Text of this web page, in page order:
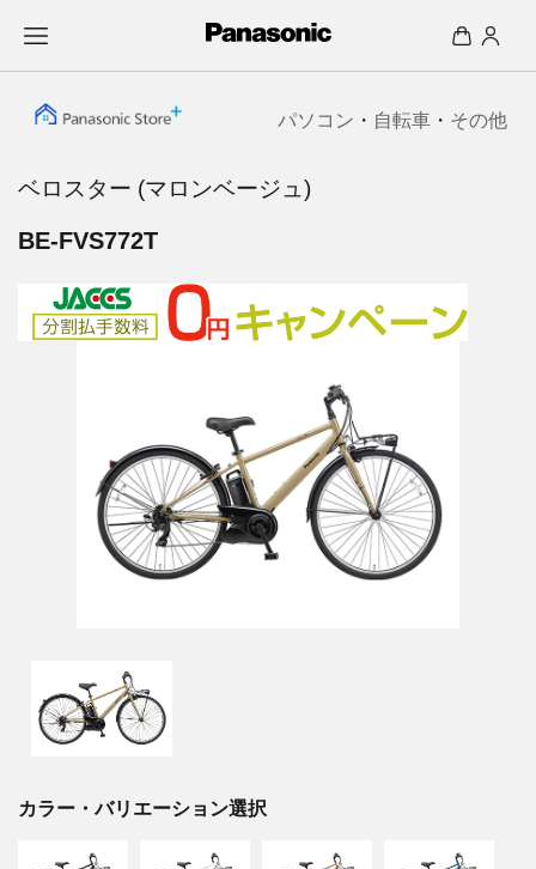
パソコン ・ 自転車 ・ その他
ベロスター (マロンベージュ)
BE-FVS772T
カラー・バリエーション選択